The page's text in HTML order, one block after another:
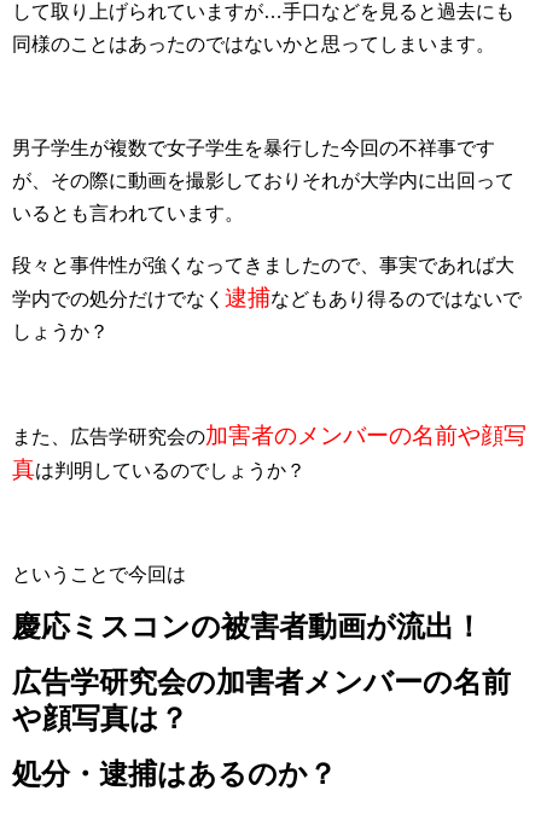
して取り上げられていますが…手口などを見ると過去にも
同様のことはあったのではないかと思ってしまいます。
男子学生が複数で女子学生を暴行した今回の不祥事です
が、その際に動画を撮影しておりそれが大学内に出回って
いるとも言われています。
段々と事件性が強くなってきましたので、事実であれば大
学内での処分だけでなく 逮捕などもあり得るのではないで
しょうか？
また、広告学研究会の加害者のメンバーの名前や顔写
真は判明しているのでしょうか？
ということで今回は
慶応ミスコンの被害者動画が流出！
広告学研究会の加害者メンバーの名前
や顔写真は？
処分・逮捕はあるのか？